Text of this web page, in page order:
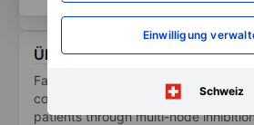
Einwilligung
Schweiz
Über Faeth Therapeutics Inc.
Faeth Therapeutics Inc is a clinical-
company focused on improving
patients through multi-node